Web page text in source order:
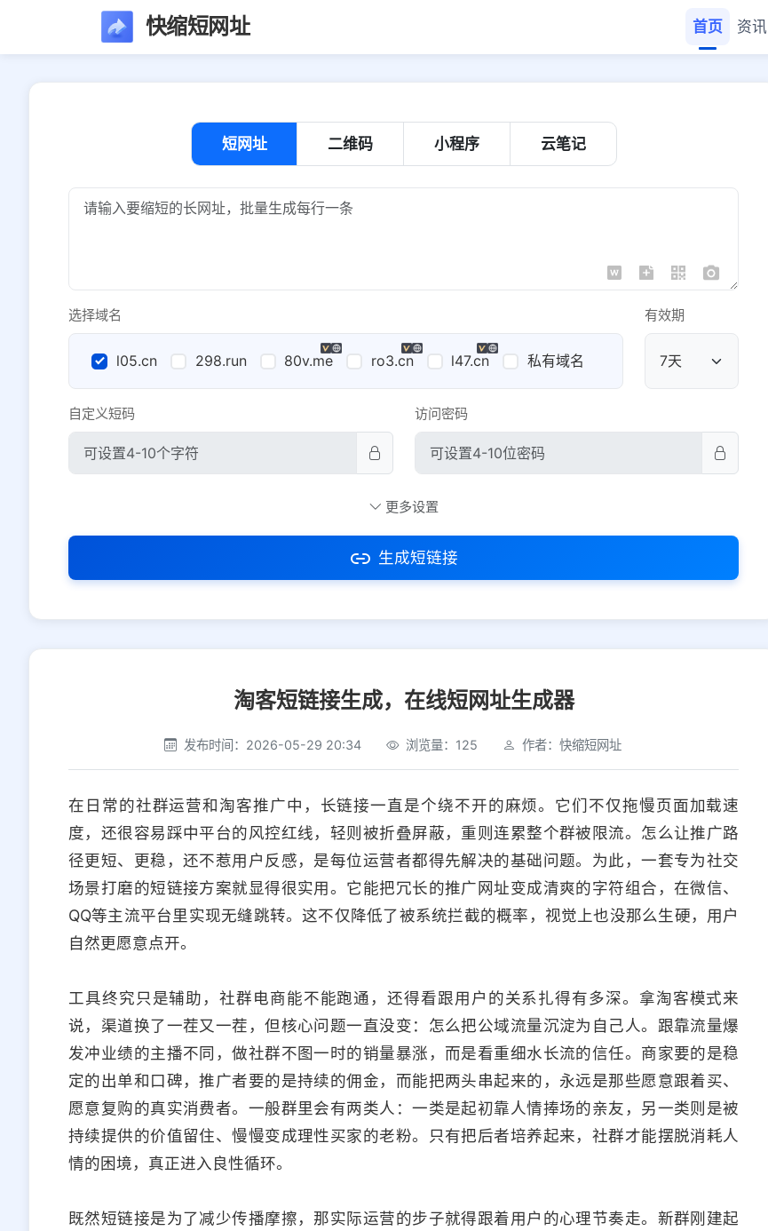
快缩短网址 首页 资讯
短网址 二维码 小程序 云笔记
选择域名
l05.cn 298.run 80v.me ro3.cn l47.cn 私有域名 公共域名
有效期
自定义短码 访问密码
社交平台 电商平台
选择防红平台类型，避免链接被拦截
平台设置
iOS Android PC 其他
更多设置
生成短链接
淘客短链接生成，在线短网址生成器
发布时间：2026-05-29 20:34 浏览量：125 作者：快缩短网址
在日常的社群运营和淘客推广中，长链接一直是个绕不开的麻烦。它们不仅拖慢页面加载速
度，还很容易踩中平台的风控红线，轻则被折叠屏蔽，重则连累整个群被限流。怎么让推广路
径更短、更稳，还不惹用户反感，是每位运营者都得先解决的基础问题。为此，一套专为社交
场景打磨的短链接方案就显得很实用。它能把冗长的推广网址变成清爽的字符组合，在微信、
QQ等主流平台里实现无缝跳转。这不仅降低了被系统拦截的概率，视觉上也没那么生硬，用户
自然更愿意点开。
工具终究只是辅助，社群电商能不能跑通，还得看跟用户的关系扎得有多深。拿淘客模式来
说，渠道换了一茬又一茬，但核心问题一直没变：怎么把公域流量沉淀为自己人。跟靠流量爆
发冲业绩的主播不同，做社群不图一时的销量暴涨，而是看重细水长流的信任。商家要的是稳
定的出单和口碑，推广者要的是持续的佣金，而能把两头串起来的，永远是那些愿意跟着买、
愿意复购的真实消费者。一般群里会有两类人：一类是起初靠人情捧场的亲友，另一类则是被
持续提供的价值留住、慢慢变成理性买家的老粉。只有把后者培养起来，社群才能摆脱消耗人
情的困境，真正进入良性循环。
既然短链接是为了减少传播摩擦，那实际运营的步子就得跟着用户的心理节奏走。新群刚建起